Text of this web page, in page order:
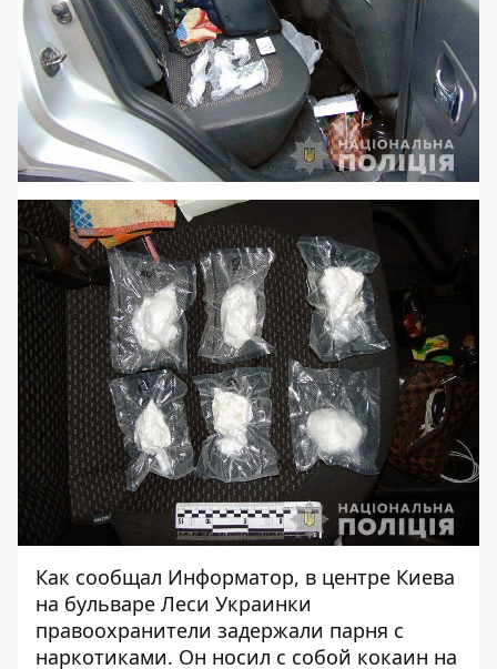
Как сообщал Информатор, в центре Киева
на бульваре Леси Украинки
правоохранители задержали парня с
наркотиками. Он носил с собой кокаин на